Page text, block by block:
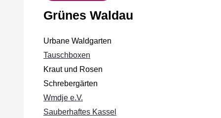
Grünes Waldau
Urbane Waldgarten
Tauschboxen
Kraut und Rosen
Schrebergärten
Wmdje e.V.
Sauberhaftes Kassel